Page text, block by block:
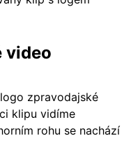
video
zpravodajské
klipu vidíme
rohu se nachází